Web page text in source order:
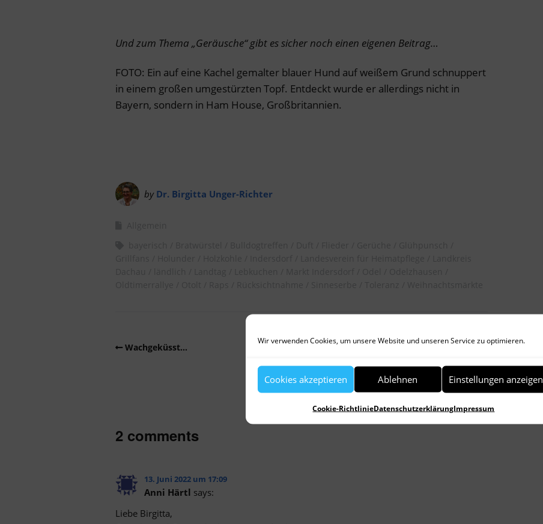
Wir verwenden Cookies, um unsere Website und unseren Service zu optimieren.
Cookies akzeptieren Ablehnen Einstellungen anzeigen
Cookie-RichtlinieDatenschutzerklärungImpressum
Und zum Thema „Geräusche“ gibt es sicher noch einen eigenen Beitrag…
FOTO: Ein auf eine Kachel gemalter blauer Hund auf weißem Grund schnuppert
in einem großen umgestürzten Topf. Entdeckt wurde er allerdings nicht in
Bayern, sondern in Ham House, Großbritannien.
by Dr. Birgitta Unger-Richter
Wachgeküsst…
Ein Kamel, ein erwartungsvoller Hochzeiter
und ein prämiertes Wirtshaus
2 comments
13. Juni 2022 um 17:09
Anni Härtl says:
Liebe Birgitta,